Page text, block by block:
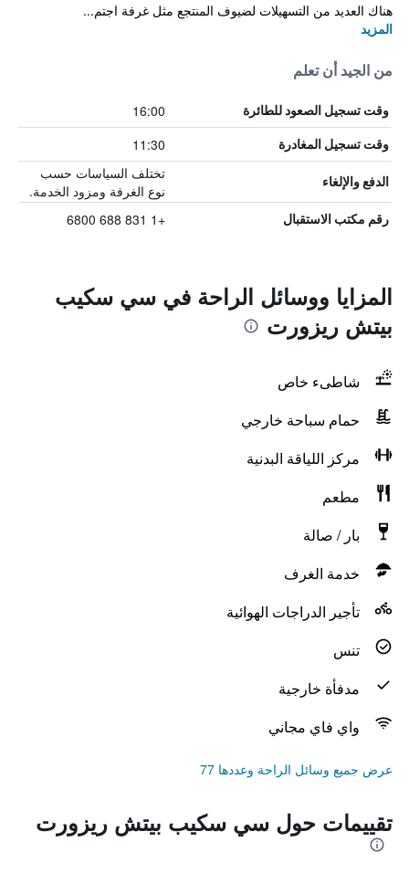
هناك العديد من التسهيلات لضيوف المنتجع مثل غرفة اجتم...
المزيد
من الجيد أن تعلم
وقت تسجيل الصعود للطائرة 16:00
وقت تسجيل المغادرة 11:30
الدفع والإلغاء
تختلف السياسات حسب
نوع الغرفة ومزود الخدمة.
رقم مكتب الاستقبال +1 831 688 6800
المزايا ووسائل الراحة في سي سكيب
بيتش ريزورت
شاطىء خاص
حمام سباحة خارجي
مركز اللياقة البدنية
مطعم
بار / صالة
خدمة الغرف
تأجير الدراجات الهوائية
تنس
مدفأة خارجية
واي فاي مجاني
عرض جميع وسائل الراحة وعددها 77
تقييمات حول سي سكيب بيتش ريزورت